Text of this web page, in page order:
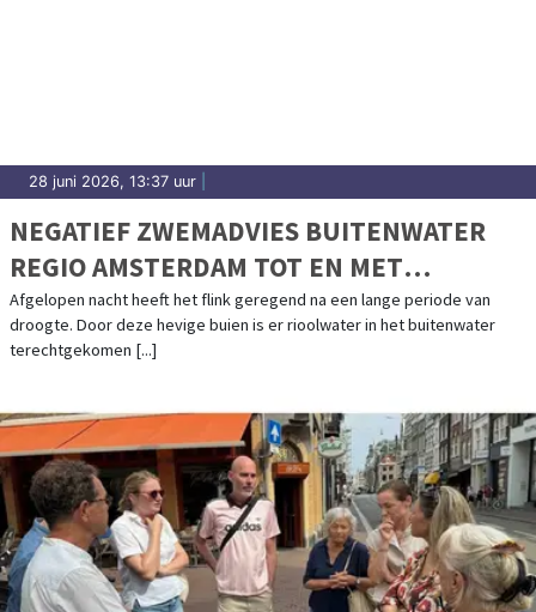
28 juni 2026, 13:37 uur
NEGATIEF ZWEMADVIES BUITENWATER
REGIO AMSTERDAM TOT EN MET
WOENSDAG
Afgelopen nacht heeft het flink geregend na een lange periode van
droogte. Door deze hevige buien is er rioolwater in het buitenwater
terechtgekomen [...]